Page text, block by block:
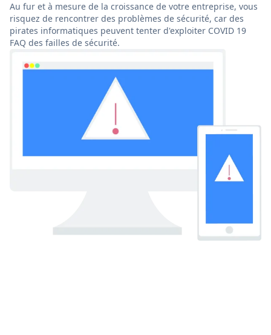
Au fur et à mesure de la croissance de votre entreprise, vous
risquez de rencontrer des problèmes de sécurité, car des
pirates informatiques peuvent tenter d'exploiter COVID 19
FAQ des failles de sécurité.